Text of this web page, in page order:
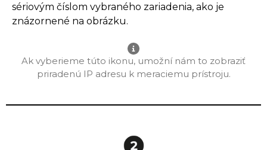
sériovým číslom vybraného zariadenia, ako je
znázornené na obrázku.
Ak vyberieme túto ikonu, umožní nám to zobraziť
priradenú IP adresu k meraciemu prístroju.